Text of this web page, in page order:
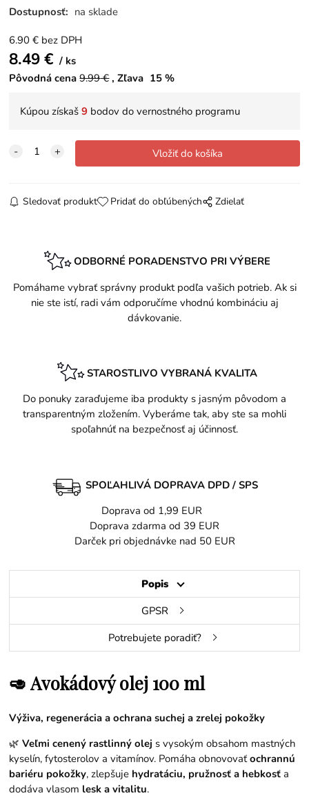
Dostupnosť: na sklade
6.90 € bez DPH
8.49€
ks
Pôvodná cena 9.99€ Zľava 15 %
Kúpou získaš9 bodov do vernostného programu
Sledovať produkt Pridať do obľúbených Zdielať
ODBORNÉ PORADENSTVO PRI VÝBERE
Pomáhame vybrať správny produkt podľa vašich potrieb. Ak si
nie ste istí, radi vám odporučíme vhodnú kombináciu aj
dávkovanie.
STAROSTLIVO VYBRANÁ KVALITA
Do ponuky zaraďujeme iba produkty s jasným pôvodom a
transparentným zložením. Vyberáme tak, aby ste sa mohli
spoľahnúť na bezpečnosť aj účinnosť.
SPOĽAHLIVÁ DOPRAVA DPD / SPS
Doprava od 1,99 EUR
Doprava zdarma od 39 EUR
Darček pri objednávke nad 50 EUR
Popis
GPSR
Potrebujete poradiť?
🥑 Avokádový olej 100 ml
Výživa, regenerácia a ochrana suchej a zrelej pokožky
🌿Veľmi cenený rastlinný olej s vysokým obsahom mastných
kyselín, fytosterolov a vitamínov. Pomáha obnovovaťochrannú
bariéru pokožky, zlepšuje hydratáciu, pružnosť a hebkosť a
dodáva vlasom lesk a vitalitu.